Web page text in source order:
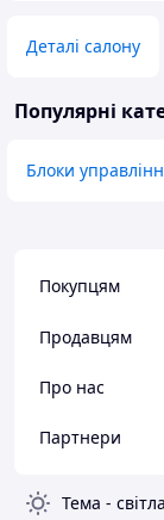
Деталі салону
Популярні
Блоки
Покупцям
Продавцям
Про нас
Партнери
Тема - світла